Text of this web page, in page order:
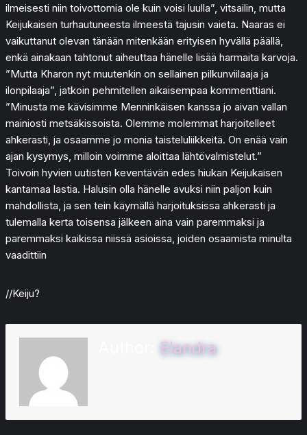
ilmeisesti niin toivottomia ole kuin voisi luulla”, vitsailin, mutta
Keijukaisen turhautuneesta ilmeestä tajusin vaieta. Naaras ei
vaikuttanut olevan tänään mitenkään erityisen hyvällä päällä,
enkä ainakaan tahtonut aiheuttaa hänelle lisää harmaita karvoja.
”Mutta Kharon nyt muutenkin on sellainen pilkunviilaaja ja
ilonpilaaja”, jatkoin pehmitellen aikaisempaa kommenttiani.
”Minusta me kävisimme Menninkäisen kanssa jo aivan vallan
mainiosti metsäkissoista. Olemme molemmat harjoitelleet
ahkerasti, ja osaamme jo monia taisteluliikkeitä. On enää vain
ajan kysymys, milloin voimme aloittaa lähtövalmistelut.”
Toivoin hyvien uutisten keventävän edes hiukan Keijukaisen
kantamaa lastia. Halusin olla hänelle avuksi niin paljon kuin
mahdollista, ja sen tein käymällä harjoituksissa ahkerasti ja
tulemalla kerta toisensa jälkeen aina vain paremmaksi ja
paremmaksi kaikissa niissä asioissa, joiden osaamista minulta
vaadittiin
//Keiju?
Elandra